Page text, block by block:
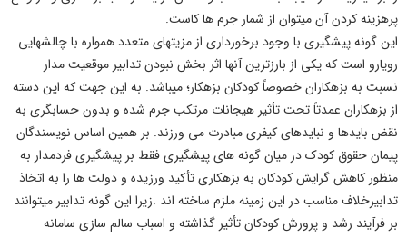
پرهزینه کردن آن میتوان از شمار جرم ها کاست.
این گونهپیشگیری با وجود برخورداری از مزیتهای متعدد همواره با چالشهایی
رویارو است کهیکی از بارزترین آنها اثر بخش نبودن تدابیر موقعیت مدار
نسبت به بزهکارانخصوصاً کودکان بزهکار؛ میباشد. به این جهت که این دسته
از بزهکاران عمدتاً تحت تأثیر هیجانات مرتکب جرم شده و بدون حسابگری به
نقض بایدها و نبایدهای کیفری مبادرت می ورزند. بر همین اساس نویسندگان
پیمانحقوق کودکدر میان گونه هایپیشگیریفقط بر پیشگیری فردمدار به
منظور کاهش گرایش کودکان به بزهکاری تأکید ورزیده و دولت ها را به اتخاذ
تدابیرخلافمناسب در این زمینه ملزم ساخته اند .زیرا این گونه تدابیر میتوانند
بر فرآیند رشد و پرورش کودکان تأثیر گذاشته و اسباب سالم سازی سامانه